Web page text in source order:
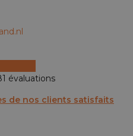
évaluations
de nos clients satisfaits